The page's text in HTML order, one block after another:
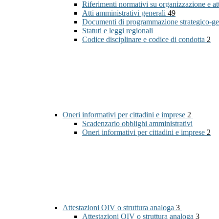
Riferimenti normativi su organizzazione e
Atti amministrativi generali 49
Documenti di programmazione strategico-
Statuti e leggi regionali
Codice disciplinare e codice di condotta 2
Oneri informativi per cittadini e imprese 2
Scadenzario obblighi amministrativi
Oneri informativi per cittadini e imprese 2
Attestazioni OIV o struttura analoga 3
Attestazioni OIV o struttura analoga 3